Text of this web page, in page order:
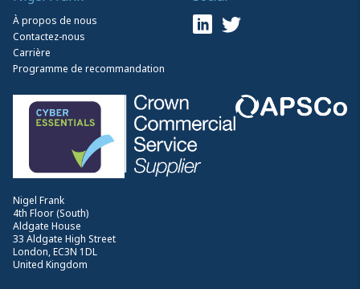
Nigel Frank
4th Floor (South)
Aldgate House
33 Aldgate High Street
London, EC3N 1DL
United Kingdom
À propos de nous
Contactez-nous
Carrière
Programme de recommandation